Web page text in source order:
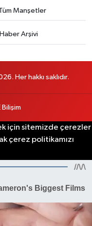
Manşetler
Haber Arşivi
Her hakkı saklıdır.
Bilişim
için sitemizde çerezler
çerez politikamızı